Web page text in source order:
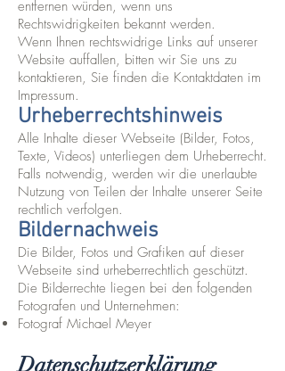
entfernen würden, wenn uns
Rechtswidrigkeiten bekannt werden.
Wenn Ihnen rechtswidrige Links auf unserer
Website auffallen, bitten wir Sie uns zu
kontaktieren, Sie finden die Kontaktdaten im
Impressum.
Urheberrechtshinweis
Alle Inhalte dieser Webseite (Bilder, Fotos,
Texte, Videos) unterliegen dem Urheberrecht.
Falls notwendig, werden wir die unerlaubte
Nutzung von Teilen der Inhalte unserer Seite
rechtlich verfolgen.
Bildernachweis
Die Bilder, Fotos und Grafiken auf dieser
Webseite sind urheberrechtlich geschützt.
Die Bilderrechte liegen bei den folgenden
Fotografen und Unternehmen:
Fotograf Michael Meyer
Datenschutzerklärung